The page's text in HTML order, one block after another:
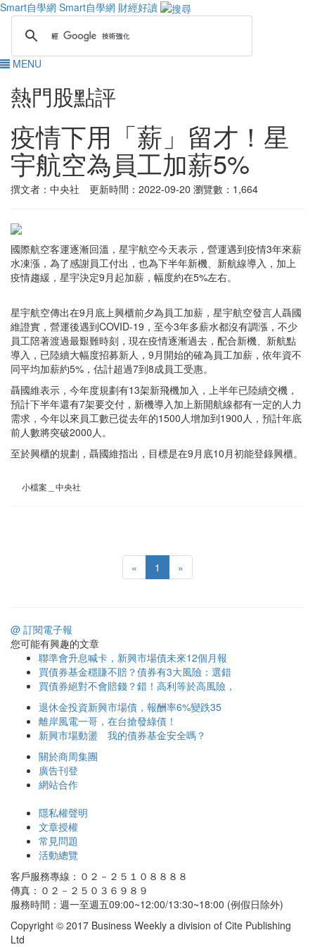
Smart自學網 Smart自學網 財經好讀
MENU
熱門股點評
疫情下用「薪」留才！星
宇航空為員工加薪5%
撰文者：中央社 更新時間：2022-09-20 瀏覽數：1,664
國際航空客運逐漸回溫，星宇航空今天表示，營運遇到疫情3年來薪
水凍漲，為了感謝員工付出，也為下半年新機、新航線導入，加上
疫情趨緩，星宇決定9月起加薪，幅度約在5%左右。
星宇航空傳出在9月底上興櫃前夕為員工加薪，星宇航空發言人聶國
維證實，營運後遇到COVID-19，至今3年多薪水都沒有調漲，不少
員工陪著渡過最艱難時刻，現在疫情逐漸過去，配合新機、新航點
導入，已陸續大幅度招募新人，9月開始的確為員工加薪，依年資不
同平均加薪約5%，估計超過7到8成員工受惠。
聶國維表示，今年度規劃有13架新飛機加入，上半年已陸續交機，
預計下半年還有7架要交付，新機導入加上新開航線都有一定的人力
需求，今年以來員工數已從去年的1500人增加到1900人，預計年底
前人數將突破2000人。
至於興櫃的規劃，聶國維指出，目標是在9月底10月初能登錄興櫃。
小檔案＿中央社
« 1 »
@ 訂閱電子報
您可能有興趣的文章
聯準會升息喊卡，新興市場債未來12個月報
買債券基金穩賺不賠？債券有3大風險：選錯
買債券絕對不會賠錢？錯！高利等於高風險，
退休金投資新興市場債，報酬率6%變跌35
離岸風電一哥，在台搶發綠債！
新興市場動盪 我的債券基金安全嗎？
關於商周集團
廣告刊登
網站合作
隱私權聲明
文章授權
常見問題
活動總覽
客戶服務專線：０２－２５１０８８８８
傳真：０２－２５０３６９８９
服務時間：週一至週五09:00~12:00/13:30~18:00 (例假日除外)
Copyright © 2017 Business Weekly a division of Cite Publishing
Ltd